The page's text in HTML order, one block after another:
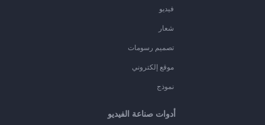
فيديو
شعار
تصميم رسومات
موقع إلكتروني
نموذج
أدوات صناعة الفيديو